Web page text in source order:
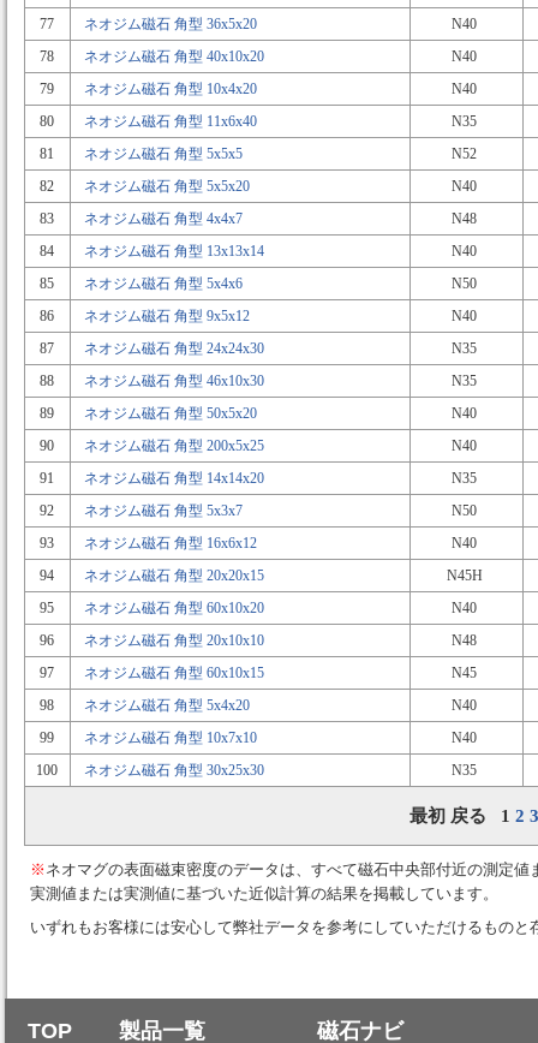
77 ネオジム磁石 角型 36x5x20
N40
78
ネオジム磁石 角型 40x10x20
N40
79
ネオジム磁石 角型 10x4x20
N40
80
ネオジム磁石 角型 11x6x40
N35
81
ネオジム磁石 角型 5x5x5
N52
82
ネオジム磁石 角型 5x5x20
N40
83
ネオジム磁石 角型 4x4x7
N48
84
ネオジム磁石 角型 13x13x14
N40
85
ネオジム磁石 角型 5x4x6
N50
86
ネオジム磁石 角型 9x5x12
N40
87
ネオジム磁石 角型 24x24x30
N35
88
ネオジム磁石 角型 46x10x30
N35
89
ネオジム磁石 角型 50x5x20
N40
90
ネオジム磁石 角型 200x5x25
N40
91
ネオジム磁石 角型 14x14x20
N35
92
ネオジム磁石 角型 5x3x7
N50
93
ネオジム磁石 角型 16x6x12
N40
94
ネオジム磁石 角型 20x20x15
N45H
95
ネオジム磁石 角型 60x10x20
N40
96
ネオジム磁石 角型 20x10x10
N48
97
ネオジム磁石 角型 60x10x15
N45
98
ネオジム磁石 角型 5x4x20
N40
99
ネオジム磁石 角型 10x7x10
N40
100
ネオジム磁石 角型 30x25x30 N35
最初 戻る 1 2 3
※ ネオマグの表面磁束密度のデータは、すべて磁石中央部付近の測定
実測値または実測値に基づいた近似計算の結果を掲載しています。
いずれもお客様には安心して弊社データを参考にしていただけるものと
TOP 製品一覧 磁石ナビ